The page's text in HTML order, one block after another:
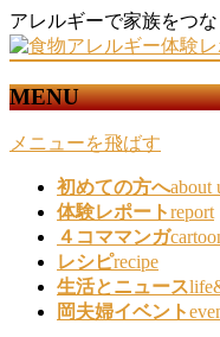
アレルギーで家族をつな
MENU
メニューを飛ばす
初めての方へabout
体験レポートreport
４コママンガ
レシピrecipe
生活とニュース
岡夫婦イベント